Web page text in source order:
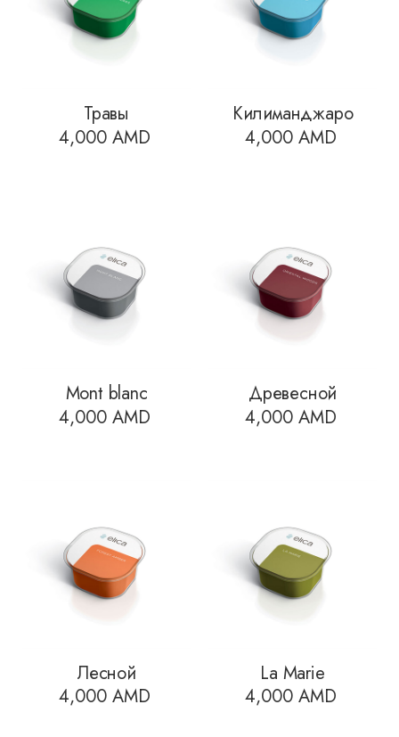
Травы
4,000 AMD
Килиманджаро
4,000 AMD
Mont blanc
4,000 AMD
Древесной
4,000 AMD
Лесной
4,000 AMD
La Marie
4,000 AMD